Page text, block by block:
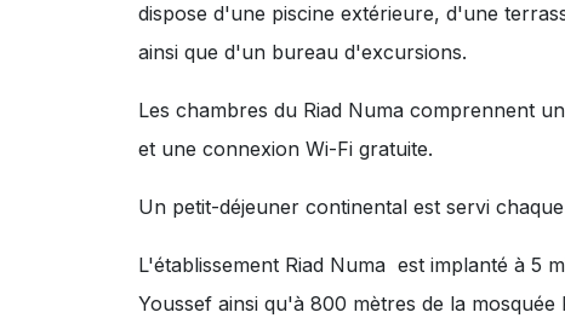
dispose d'une piscine extérieure, d'une
ainsi que d'un bureau d'excursions.
Les chambres du Riad Numa comprennent
et une connexion Wi-Fi gratuite.
Un petit-déjeuner continental est servi
L'établissement Riad Numa est implanté à 5
Youssef ainsi qu'à 800 mètres de la